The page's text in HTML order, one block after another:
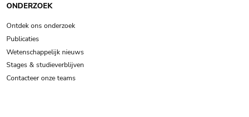
ONDERZOEK
Ontdek ons onderzoek
Publicaties
Wetenschappelijk nieuws
Stages & studieverblijven
Contacteer onze teams